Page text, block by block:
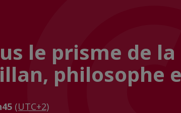
le prisme de
philosophe
(UTC+2)